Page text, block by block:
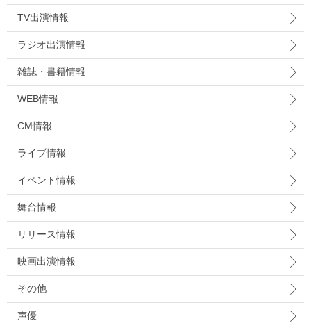
TV出演情報
ラジオ出演情報
雑誌・書籍情報
WEB情報
CM情報
ライブ情報
イベント情報
舞台情報
リリース情報
映画出演情報
その他
声優